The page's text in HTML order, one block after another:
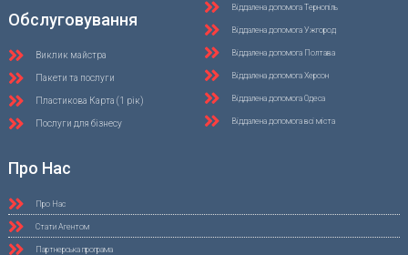
Обслуговування
Виклик майстра
Пакети та послуги
Пластикова Карта (1 рік)
Послуги для бізнесу
Віддалена допомога Тернопіль
Віддалена допомога Ужгород
Віддалена допомога Полтава
Віддалена допомога Херсон
Віддалена допомога Одеса
Віддалена допомога всі міста
Про Нас
Про Нас
Стати Агентом
Партнерська програма